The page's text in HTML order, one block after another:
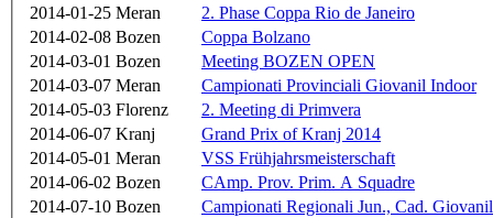
2014-01-25 Meran
2. Phase Coppa Rio de Janeiro
2014-02-08 Bozen
Coppa Bolzano
2014-03-01 Bozen
Meeting BOZEN OPEN
2014-03-07 Meran
Campionati Provinciali Giovanil Indoor
2014-05-03 Florenz
2. Meeting di Primvera
2014-06-07 Kranj
Grand Prix of Kranj 2014
2014-05-01 Meran
VSS Frühjahrsmeisterschaft
2014-06-02 Bozen
CAmp. Prov. Prim. A Squadre
2014-07-10 Bozen
Campionati Regionali Jun., Cad. Giovanil